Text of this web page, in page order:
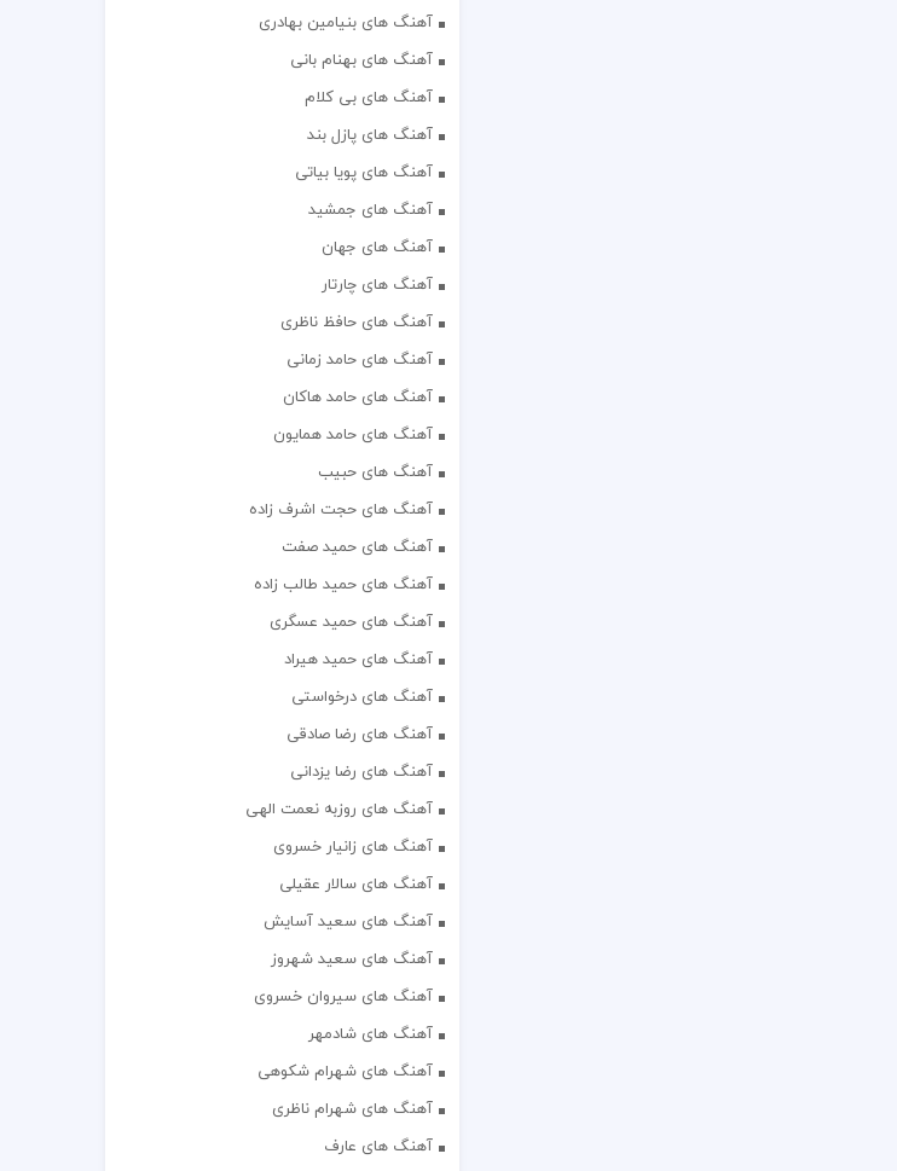
آهنگ های بنیامین بهادری
آهنگ های بهنام بانی
آهنگ های بی کلام
آهنگ های پازل بند
آهنگ های پویا بیاتی
آهنگ های جمشید
آهنگ های جهان
آهنگ های چارتار
آهنگ های حافظ ناظری
آهنگ های حامد زمانی
آهنگ های حامد هاکان
آهنگ های حامد همایون
آهنگ های حبیب
آهنگ های حجت اشرف زاده
آهنگ های حمید صفت
آهنگ های حمید طالب زاده
آهنگ های حمید عسگری
آهنگ های حمید هیراد
آهنگ های درخواستی
آهنگ های رضا صادقی
آهنگ های رضا یزدانی
آهنگ های روزبه نعمت الهی
آهنگ های زانیار خسروی
آهنگ های سالار عقیلی
آهنگ های سعید آسایش
آهنگ های سعید شهروز
آهنگ های سیروان خسروی
آهنگ های شادمهر
آهنگ های شهرام شکوهی
آهنگ های شهرام ناظری
آهنگ های عارف